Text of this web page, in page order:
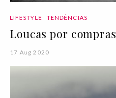
LIFESTYLE TENDÊNCIAS
Loucas por compras
17 Aug 2020